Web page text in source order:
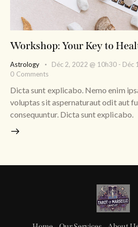
Workshop: Your Key to
Astrology Déc 2, 2022 @ 10h30 - Déc
0 Comments
Dicta sunt explicabo. Nemo enim
voluptas sit aspernaturaut odit aut
consequuntur. Dicta sunt explicabo.